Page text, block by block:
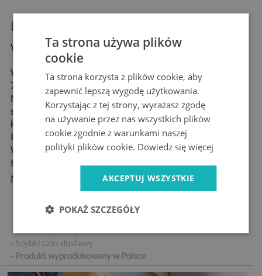
Informacje o produkcie:
Wymiary produktu:
Wymiary:60x180 cm,
70x190 cm
Materiał:
matowa
samoprzylepna folia
kanalikowa "bubble free"
Idealne dla alergików
Wysoka odporność na
ścieranie
Najważniejsze cechy produktu:
- Wysokiej jakości naklejka samoprzylepna
- Brak pęcherzyków powietrza przy prawidłowej aplikacji
- Gwarancja fabryczna
- Szybki czas dostawy
- Produkt wyprodukowany w Polsce
Ta strona używa plików
cookie
Ta strona korzysta z plików cookie, aby
zapewnić lepszą wygodę użytkowania.
Korzystając z tej strony, wyrażasz zgodę
na używanie przez nas wszystkich plików
cookie zgodnie z warunkami naszej
polityki plików cookie. Dowiedz się więcej
AKCEPTUJ WSZYSTKIE
POKAŻ SZCZEGÓŁY